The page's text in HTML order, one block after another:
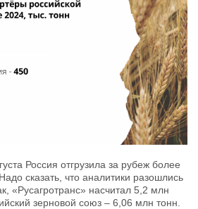
Россия отгрузила за рубеж более
сказать, что аналитики разошлись
«Русагротранс» насчитал 5,2 млн
зерновой союз – 6,06 млн тонн.